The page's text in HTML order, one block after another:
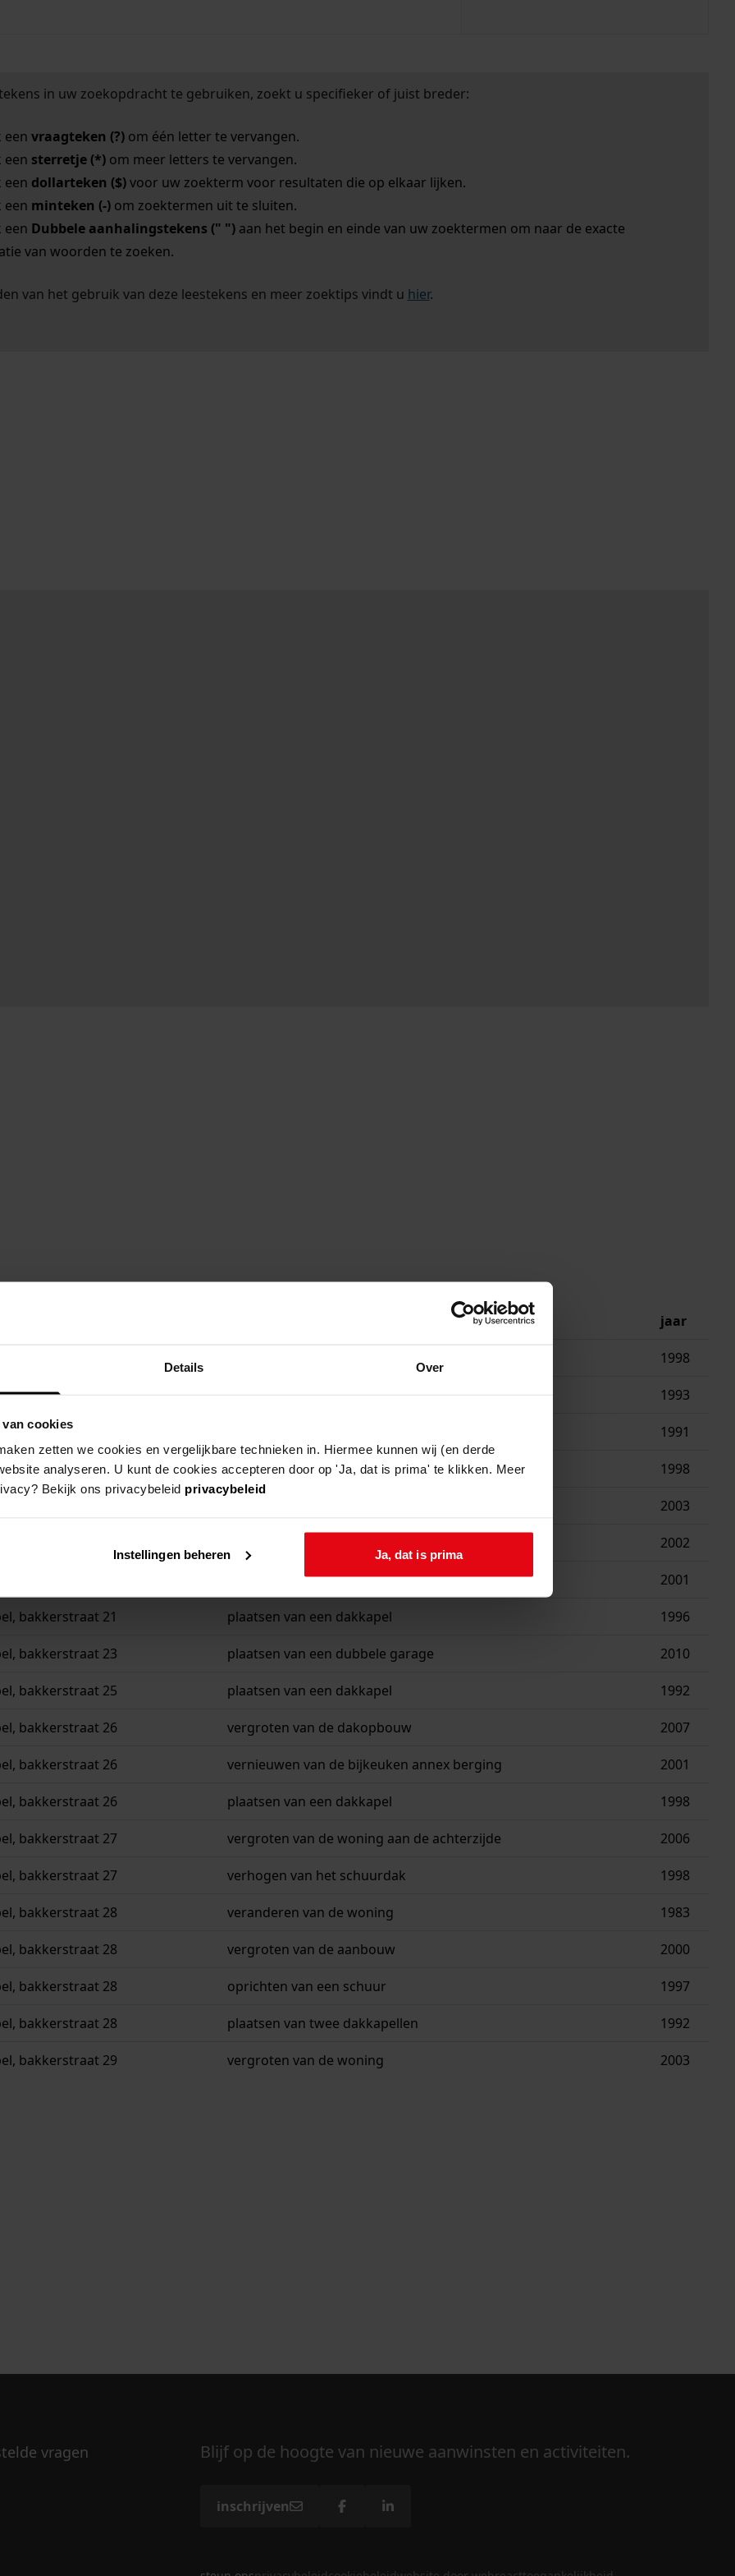
Details Over
cookies
zetten we cookies en vergelijkbare technieken in. Hiermee kunnen wij (en derde
analyseren. U kunt de cookies accepteren door op 'Ja, dat is prima' te klikken. Meer
Bekijk ons privacybeleid privacybeleid
Instellingen beheren Ja, dat is prima
in uw zoekopdracht te gebruiken, zoekt u specifieker of juist breder:
een vraagteken (?)om één letter te vervangen.
een sterretje (*)om meer letters te vervangen.
een dollarteken ($)voor uw zoekterm voor resultaten die op elkaar lijken.
een minteken (-)om zoektermen uit te sluiten.
een Dubbele aanhalingstekens (" ")aan het begin en einde van uw zoektermen om naar de exacte
van woorden te zoeken.
van het gebruik van deze leestekens en meer zoektips vindt u hier.
jaar
1998
bakkerstraat 12 1993
bakkerstraat 12 1991
bakkerstraat 13 oprichten van een woonhuis 1998
2003
2002
oprichten van een garage annex berging 2001
bakkerstraat 21 plaatsen van een dakkapel 1996
bakkerstraat 23 plaatsen van een dubbele garage 2010
bakkerstraat 25 plaatsen van een dakkapel 1992
bakkerstraat 26 vergroten van de dakopbouw 2007
bakkerstraat 26 vernieuwen van de bijkeuken annex berging 2001
bakkerstraat 26 plaatsen van een dakkapel 1998
bakkerstraat 27 vergroten van de woning aan de achterzijde 2006
bakkerstraat 27 verhogen van het schuurdak 1998
bakkerstraat 28 veranderen van de woning 1983
bakkerstraat 28 vergroten van de aanbouw 2000
bakkerstraat 28 oprichten van een schuur 1997
bakkerstraat 28 plaatsen van twee dakkapellen 1992
bakkerstraat 29 vergroten van de woning 2003
vragen Blijf op de hoogte van nieuwe aanwinsten en activiteiten.
inschrijven